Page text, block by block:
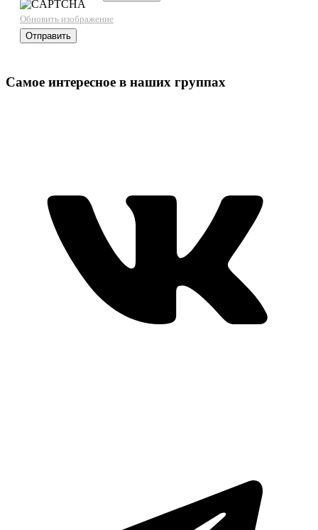
Обновить изображение
Самое интересное в наших группах